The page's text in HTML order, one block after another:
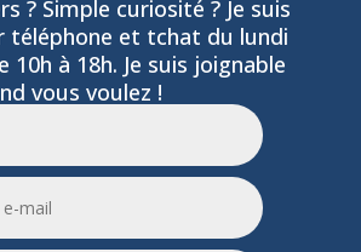
? Simple curiosité ? Je suis
téléphone et tchat du lundi
10h à 18h. Je suis joignable
vous voulez !
86 51